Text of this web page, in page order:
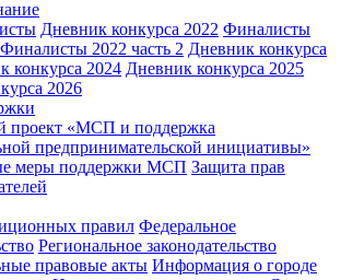
Дневник конкурса 2022 Финалисты
Финалисты 2022 часть 2 Дневник конкурса
конкурса 2024 Дневник конкурса 2025
2026
проект «МСП и поддержка
предпринимательской инициативы»
меры поддержки МСП Защита прав
правил Федеральное
Региональное законодательство
правовые акты Информация о городе